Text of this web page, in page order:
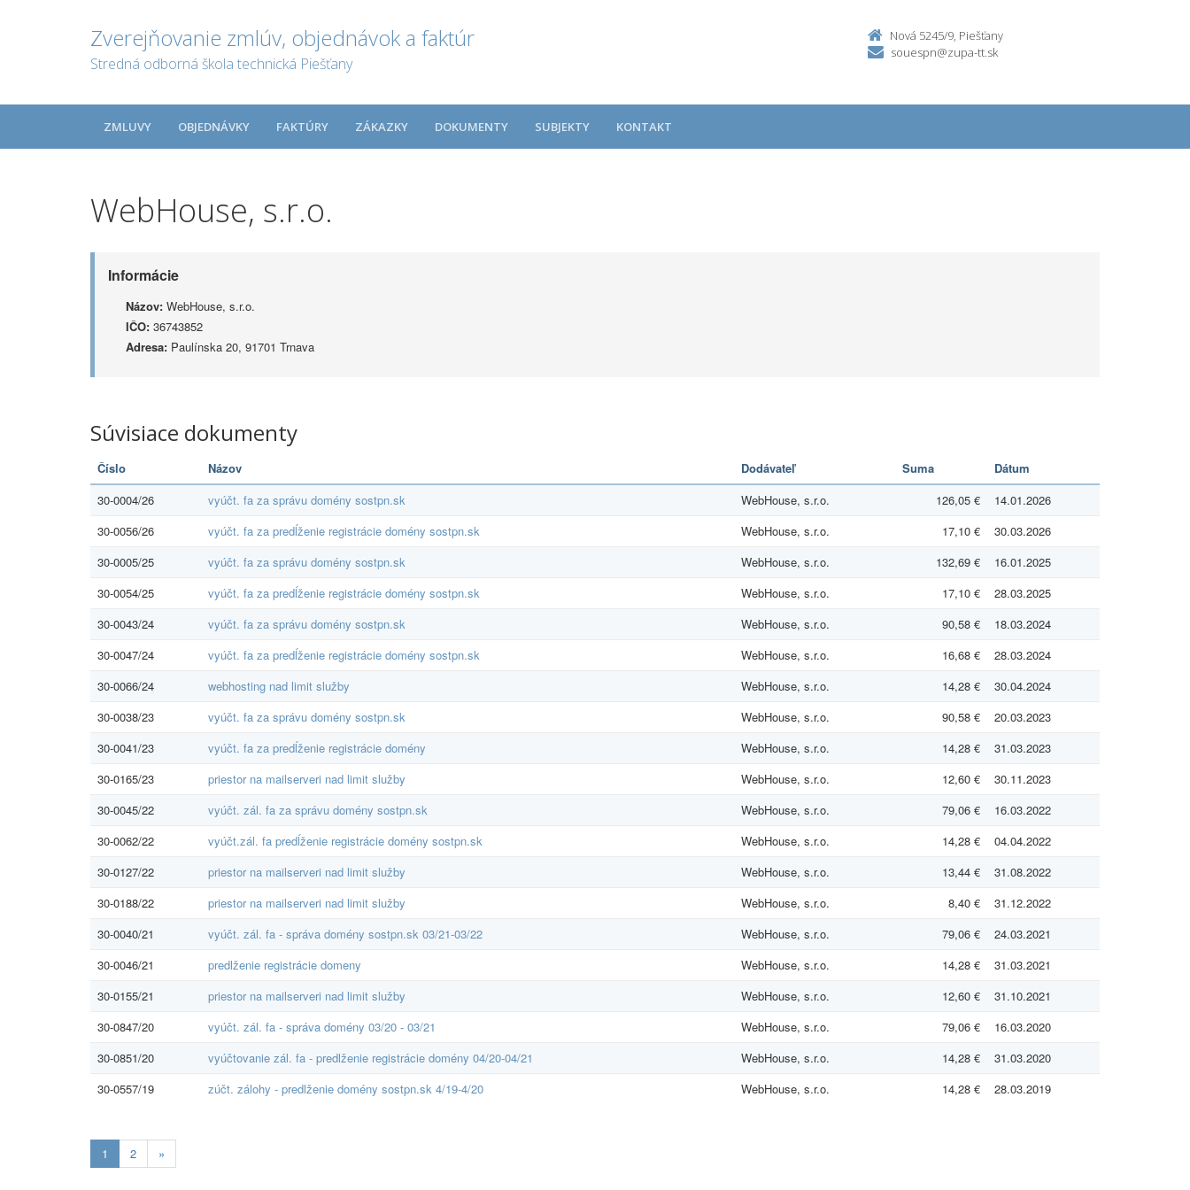
Zverejňovanie zmlúv, objednávok a faktúr
Stredná odborná škola technická Piešťany
Nová 5245/9, Piešťany
souespn@zupa-tt.sk
ZMLUVY OBJEDNÁVKY FAKTÚRY ZÁKAZKY DOKUMENTY SUBJEKTY KONTAKT
WebHouse, s.r.o.
Informácie
Názov: WebHouse, s.r.o.
IČO: 36743852
Adresa: Paulínska 20, 91701 Trnava
Súvisiace dokumenty
Číslo Názov Dodávateľ Suma
Dátum
30-0004/26
vyúčt. fa za správu domény sostpn.sk WebHouse, s.r.o. 126,05 €
14.01.2026
30-0056/26
vyúčt. fa za predĺženie registrácie domény sostpn.sk WebHouse, s.r.o. 17,10 €
30.03.2026
30-0005/25
vyúčt. fa za správu domény sostpn.sk WebHouse, s.r.o. 132,69 €
16.01.2025
30-0054/25
vyúčt. fa za predĺženie registrácie domény sostpn.sk WebHouse, s.r.o. 17,10 €
28.03.2025
30-0043/24
vyúčt. fa za správu domény sostpn.sk WebHouse, s.r.o. 90,58 €
18.03.2024
30-0047/24
vyúčt. fa za predĺženie registrácie domény sostpn.sk WebHouse, s.r.o. 16,68 €
28.03.2024
30-0066/24
webhosting nad limit služby WebHouse, s.r.o. 14,28 €
30.04.2024
30-0038/23
vyúčt. fa za správu domény sostpn.sk WebHouse, s.r.o. 90,58 €
20.03.2023
30-0041/23
vyúčt. fa za predĺženie registrácie domény WebHouse, s.r.o. 14,28 €
31.03.2023
30-0165/23
priestor na mailserveri nad limit služby WebHouse, s.r.o. 12,60 €
30.11.2023
30-0045/22
vyúčt. zál. fa za správu domény sostpn.sk WebHouse, s.r.o. 79,06 €
16.03.2022
30-0062/22
vyúčt.zál. fa predĺženie registrácie domény sostpn.sk WebHouse, s.r.o. 14,28 €
04.04.2022
30-0127/22
priestor na mailserveri nad limit služby WebHouse, s.r.o. 13,44 €
31.08.2022
30-0188/22
priestor na mailserveri nad limit služby WebHouse, s.r.o. 8,40 €
31.12.2022
30-0040/21
vyúčt. zál. fa - správa domény sostpn.sk 03/21-03/22 WebHouse, s.r.o. 79,06 €
24.03.2021
30-0046/21
predlženie registrácie domeny WebHouse, s.r.o. 14,28 €
31.03.2021
30-0155/21
priestor na mailserveri nad limit služby WebHouse, s.r.o. 12,60 €
31.10.2021
30-0847/20
vyúčt. zál. fa - správa domény 03/20 - 03/21 WebHouse, s.r.o. 79,06 €
16.03.2020
30-0851/20
vyúčtovanie zál. fa - predlženie registrácie domény 04/20-04/21 WebHouse, s.r.o. 14,28 €
31.03.2020
30-0557/19
zúčt. zálohy - predlženie domény sostpn.sk 4/19-4/20 WebHouse, s.r.o. 14,28 € 28.03.2019
1 Aktuálna
stránka
2 »